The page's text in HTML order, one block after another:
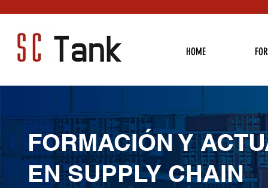
HOME
FORMACIÓN Y
EN SUPPLY CHAIN